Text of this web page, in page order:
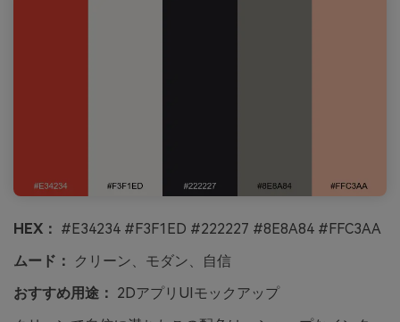
HEX： #E34234 #F3F1ED #222227 #8E8A84 #FFC3AA
ムード：
クリーン、モダン、自信
おすすめ用途： 2DアプリUIモックアップ